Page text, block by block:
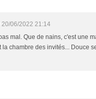
20/06/2022 21:14
mal. Que de nains, c'est une
la chambre des invités... Douce